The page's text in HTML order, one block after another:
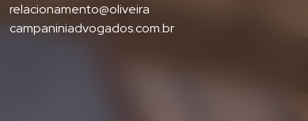
relacionamento@oliveira
campaniniadvogados.com.br